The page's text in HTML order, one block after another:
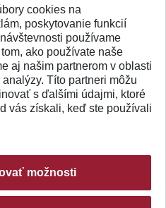
NA VRCH
cookies na
poskytovanie funkcií
používame
ako používate naše
aj našim partnerom v oblasti
Títo partneri môžu
s ďalšími údajmi, ktoré
vás získali, keď ste používali
možnosti